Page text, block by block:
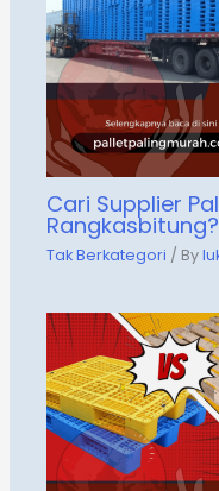
Cari Supplier
Tak Berkategori / By